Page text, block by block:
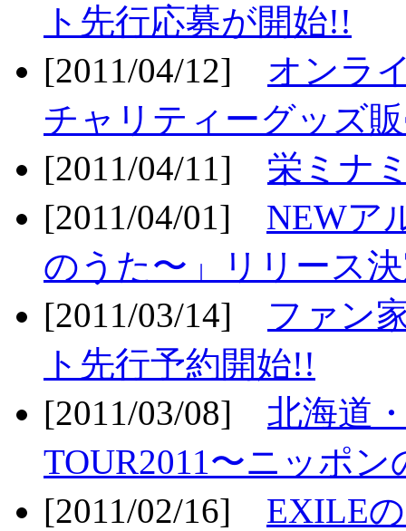
ト先行応募が開始!!
[2011/04/12] オンラ
チャリティーグッズ
[2011/04/11] 栄ミナ
[2011/04/01] NEWア
のうた〜」リリース
[2011/03/14] ファン
ト先行予約開始!!
[2011/03/08] 北海道
TOUR2011〜ニッポ
[2011/02/16] EXILE